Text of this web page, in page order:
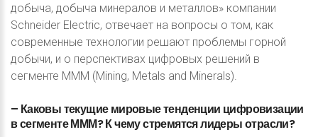
добыча, добыча минералов и металлов» компании
Schneider Electric, отвечает на вопросы о том, как
современные технологии решают проблемы горной
добычи, и о перспективах цифровых решений в
сегменте МММ (Mining, Metals and Minerals).
– Каковытекущиемировыетенденции цифровизации
всегментеМММ?Кчемустремятсялидерыотрасли?